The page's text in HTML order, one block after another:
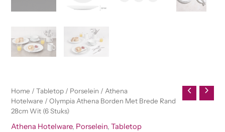
Home /Tabletop / Porselein /Athena
Hotelware / Olympia Athena Borden Met Brede Rand
28cm Wit (6 Stuks)
Athena Hotelware, Porselein,Tabletop